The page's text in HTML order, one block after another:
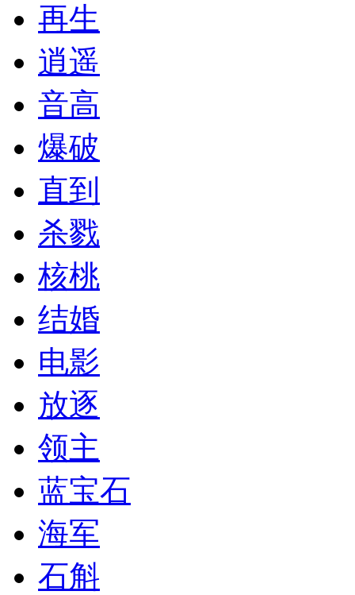
再生
逍遥
音高
爆破
直到
杀戮
核桃
结婚
电影
放逐
领主
蓝宝石
海军
石斛